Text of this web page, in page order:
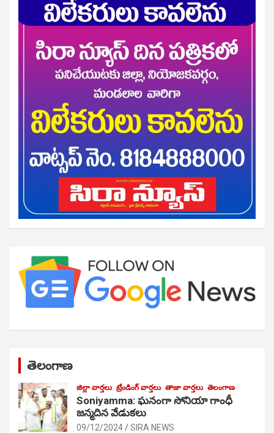
తెలంగాణ
జిల్లా వార్తలు ట్రేండింగ్ వార్తలు తాజా వార్తలు తెలంగాణ
Soniyamma: ఘ‌నంగా సోనియా గాంధీ
జ‌న్మ‌దిన వేడుక‌లు
09/12/2024 SIRA NEWS